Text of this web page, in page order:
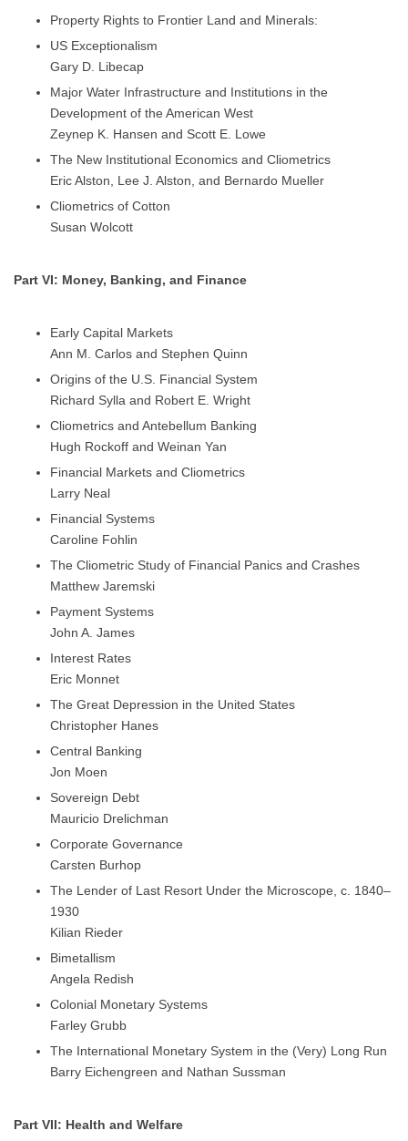
Property Rights to Frontier Land and Minerals:
US Exceptionalism
Gary D. Libecap
Major Water Infrastructure and Institutions in the
Development of the American West
Zeynep K. Hansen and Scott E. Lowe
The New Institutional Economics and Cliometrics
Eric Alston, Lee J. Alston, and Bernardo Mueller
Cliometrics of Cotton
Susan Wolcott
Part VI: Money, Banking, and Finance
Early Capital Markets
Ann M. Carlos and Stephen Quinn
Origins of the U.S. Financial System
Richard Sylla and Robert E. Wright
Cliometrics and Antebellum Banking
Hugh Rockoff and Weinan Yan
Financial Markets and Cliometrics
Larry Neal
Financial Systems
Caroline Fohlin
The Cliometric Study of Financial Panics and Crashes
Matthew Jaremski
Payment Systems
John A. James
Interest Rates
Eric Monnet
The Great Depression in the United States
Christopher Hanes
Central Banking
Jon Moen
Sovereign Debt
Mauricio Drelichman
Corporate Governance
Carsten Burhop
The Lender of Last Resort Under the Microscope, c. 1840–
1930
Kilian Rieder
Bimetallism
Angela Redish
Colonial Monetary Systems
Farley Grubb
The International Monetary System in the (Very) Long Run
Barry Eichengreen and Nathan Sussman
Part VII: Health and Welfare